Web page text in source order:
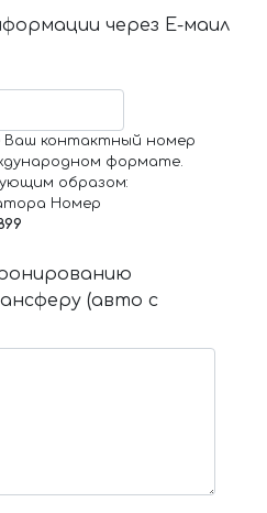
через Е-маил
контактный номер
формате.
образом:
Номер
(авто с